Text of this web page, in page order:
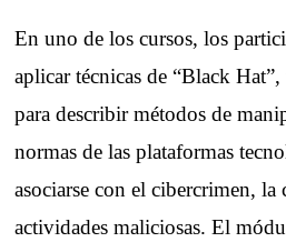
En uno de los cursos, los
aplicar técnicas de “Black
para describir métodos de
normas de las plataformas
asociarse con el cibercrimen, la
actividades maliciosas. El